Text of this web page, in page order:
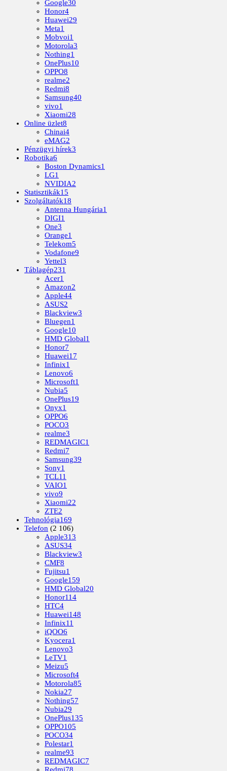
Google30
Honor4
Huawei29
Meta1
Mobvoi1
Motorola3
Nothing1
OnePlus10
OPPO8
realme2
Redmi8
Samsung40
vivo1
Xiaomi28
Online üzlet8
Chinai4
eMAG2
Pénzügyi hírek3
Robotika6
Boston Dynamics1
LG1
NVIDIA2
Statisztikák15
Szolgáltatók18
Antenna Hungária1
DIGI1
One3
Orange1
Telekom5
Vodafone9
Yettel3
Táblagép231
Acer1
Amazon2
Apple44
ASUS2
Blackview3
Bluegen1
Google10
HMD Global1
Honor7
Huawei17
Infinix1
Lenovo6
Microsoft1
Nubia5
OnePlus19
Onyx1
OPPO6
POCO3
realme3
REDMAGIC1
Redmi7
Samsung39
Sony1
TCL11
VAIO1
vivo9
Xiaomi22
ZTE2
Tehnológia169
Telefon (2 106)
Apple313
ASUS34
Blackview3
CMF8
Fujitsu1
Google159
HMD Global20
Honor114
HTC4
Huawei148
Infinix11
iQOO6
Kyocera1
Lenovo3
LeTV1
Meizu5
Microsoft4
Motorola85
Nokia27
Nothing57
Nubia29
OnePlus135
OPPO105
POCO34
Polestar1
realme93
REDMAGIC7
Redmi78